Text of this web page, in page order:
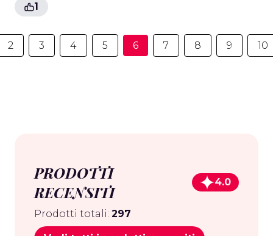
1
2 3 4 5 6 7 8 9 10
PRODOTTI
RECENSITI
4.0
Prodotti totali: 297